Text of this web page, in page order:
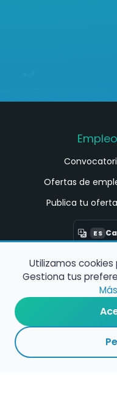
Ofertas de
Publica tu
ES
Encuentra
Asesoría
Utilizamos
Gestiona tus